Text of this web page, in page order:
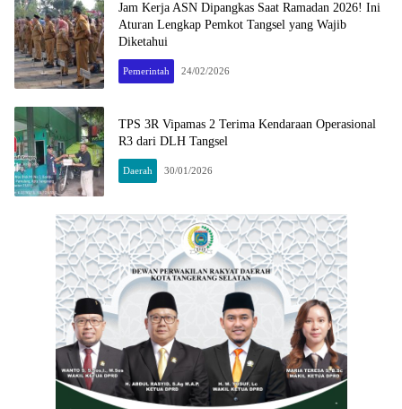
Jam Kerja ASN Dipangkas Saat Ramadan 2026! Ini
Aturan Lengkap Pemkot Tangsel yang Wajib
Diketahui
Pemerintah 24/02/2026
TPS 3R Vipamas 2 Terima Kendaraan Operasional
R3 dari DLH Tangsel
Daerah 30/01/2026